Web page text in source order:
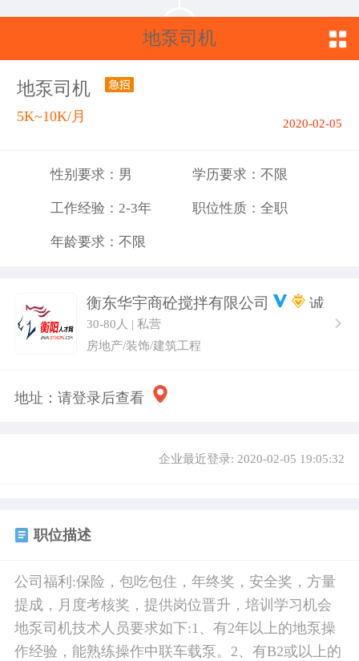
地泵司机
地泵司机
5K~10K/月 2020-02-05
性别要求：男 学历要求：不限
工作经验：2-3年 职位性质：全职
年龄要求：不限
衡东华宇商砼搅拌有限公司
30-80人 | 私营
房地产/装饰/建筑工程
地址： 请登录后查看
企业最近登录: 2020-02-05 19:05:32
职位描述
公司福利:保险，包吃包住，年终奖，安全奖，方量
提成，月度考核奖，提供岗位晋升，培训学习机会
地泵司机技术人员要求如下:1、有2年以上的地泵操
作经验，能熟练操作中联车载泵。2、有B2或以上的